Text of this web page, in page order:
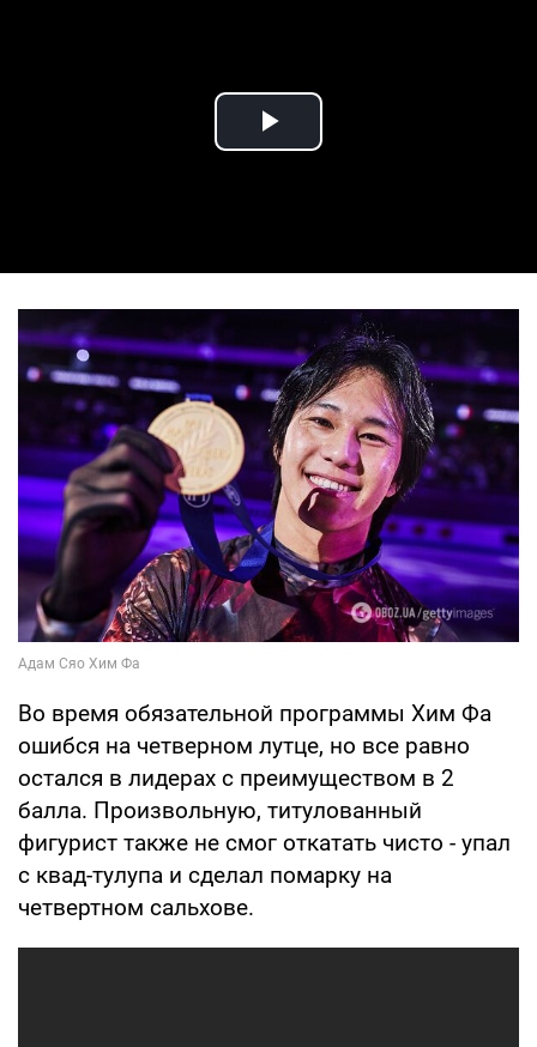
Play Video
Во время обязательной программы Хим Фа
ошибся на четверном лутце, но все равно
остался в лидерах с преимуществом в 2
балла. Произвольную, титулованный
фигурист также не смог откатать чисто - упал
с квад-тулупа и сделал помарку на
четвертном сальхове.